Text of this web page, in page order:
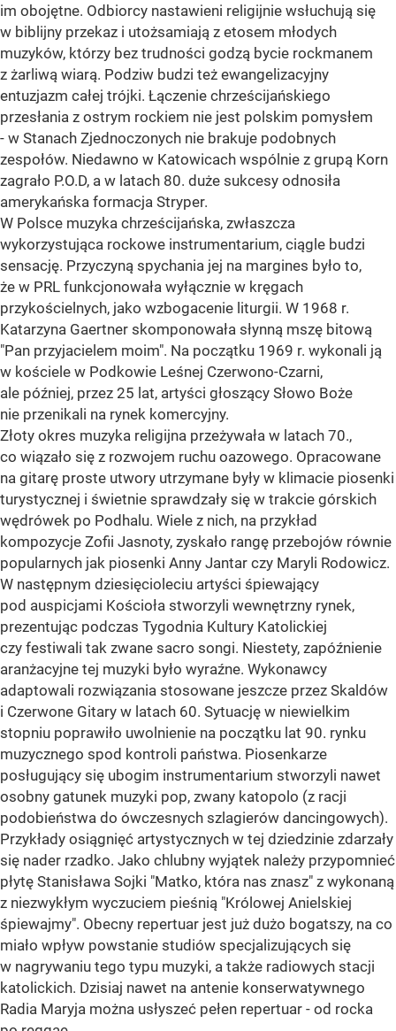
im obojętne. Odbiorcy nastawieni religijnie wsłuchują się
w biblijny przekaz i utożsamiają z etosem młodych
muzyków, którzy bez trudności godzą bycie rockmanem
z żarliwą wiarą. Podziw budzi też ewangelizacyjny
entuzjazm całej trójki. Łączenie chrześcijańskiego
przesłania z ostrym rockiem nie jest polskim pomysłem
- w Stanach Zjednoczonych nie brakuje podobnych
zespołów. Niedawno w Katowicach wspólnie z grupą Korn
zagrało P.O.D, a w latach 80. duże sukcesy odnosiła
amerykańska formacja Stryper.
W Polsce muzyka chrześcijańska, zwłaszcza
wykorzystująca rockowe instrumentarium, ciągle budzi
sensację. Przyczyną spychania jej na margines było to,
że w PRL funkcjonowała wyłącznie w kręgach
przykościelnych, jako wzbogacenie liturgii. W 1968 r.
Katarzyna Gaertner skomponowała słynną mszę bitową
"Pan przyjacielem moim". Na początku 1969 r. wykonali ją
w kościele w Podkowie Leśnej Czerwono-Czarni,
ale później, przez 25 lat, artyści głoszący Słowo Boże
nie przenikali na rynek komercyjny.
Złoty okres muzyka religijna przeżywała w latach 70.,
co wiązało się z rozwojem ruchu oazowego. Opracowane
na gitarę proste utwory utrzymane były w klimacie piosenki
turystycznej i świetnie sprawdzały się w trakcie górskich
wędrówek po Podhalu. Wiele z nich, na przykład
kompozycje Zofii Jasnoty, zyskało rangę przebojów równie
popularnych jak piosenki Anny Jantar czy Maryli Rodowicz.
W następnym dziesięcioleciu artyści śpiewający
pod auspicjami Kościoła stworzyli wewnętrzny rynek,
prezentując podczas Tygodnia Kultury Katolickiej
czy festiwali tak zwane sacro songi. Niestety, zapóźnienie
aranżacyjne tej muzyki było wyraźne. Wykonawcy
adaptowali rozwiązania stosowane jeszcze przez Skaldów
i Czerwone Gitary w latach 60. Sytuację w niewielkim
stopniu poprawiło uwolnienie na początku lat 90. rynku
muzycznego spod kontroli państwa. Piosenkarze
posługujący się ubogim instrumentarium stworzyli nawet
osobny gatunek muzyki pop, zwany katopolo (z racji
podobieństwa do ówczesnych szlagierów dancingowych).
Przykłady osiągnięć artystycznych w tej dziedzinie zdarzały
się nader rzadko. Jako chlubny wyjątek należy przypomnieć
płytę Stanisława Sojki "Matko, która nas znasz" z wykonaną
z niezwykłym wyczuciem pieśnią "Królowej Anielskiej
śpiewajmy". Obecny repertuar jest już dużo bogatszy, na co
miało wpływ powstanie studiów specjalizujących się
w nagrywaniu tego typu muzyki, a także radiowych stacji
katolickich. Dzisiaj nawet na antenie konserwatywnego
Radia Maryja można usłyszeć pełen repertuar - od rocka